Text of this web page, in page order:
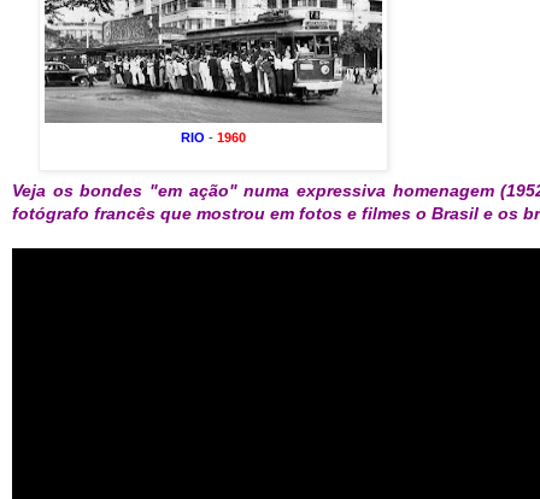
RIO -1960
Veja os bondes "em ação" numa expressiva homenagem
fotógrafo francês que mostrou em fotos e filmes o Brasil e os